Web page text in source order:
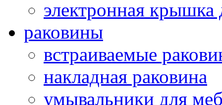
электронная крышка
раковины
встраиваемые
накладная раковина
умывальники для